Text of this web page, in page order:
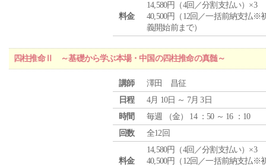
料金
14,580円（4回／分割支払い）×3
40,500円（12回／一括前納支払※
義開始前まで）
四柱推命Ⅱ ～基礎から学ぶ本場・中国の四柱推命の真髄～
講師
澤田 昌征
日程
4月 10日 ～ 7月 3日
時間
毎週 （金） 14 ：50 ～ 16 ：10
回数
全12回
料金
14,580円（4回／分割支払い）×3
40,500円（12回／一括前納支払※